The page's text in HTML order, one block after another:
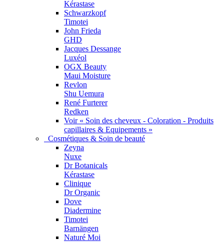
Kérastase
Schwarzkopf
Timotei
John Frieda
GHD
Jacques Dessange
Luxéol
OGX Beauty
Maui Moisture
Revlon
Shu Uemura
René Furterer
Redken
Voir « Soin des cheveux - Coloration - Produits
capillaires & Equipements »
Cosmétiques & Soin de beauté
Zeyna
Nuxe
Dr Botanicals
Kérastase
Clinique
Dr Organic
Dove
Diadermine
Timotei
Barnängen
Naturé Moi